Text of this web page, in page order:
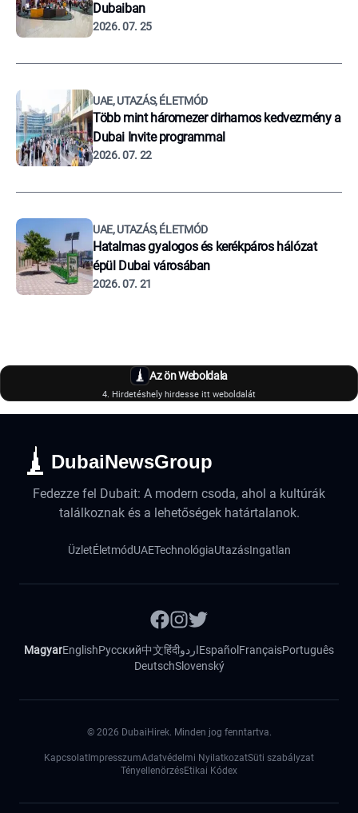
Dubaiban
2026. 07. 25
UAE, UTAZÁS, ÉLETMÓD
Több mint háromezer dirhamos kedvezmény a
Dubai Invite programmal
2026. 07. 22
UAE, UTAZÁS, ÉLETMÓD
Hatalmas gyalogos és kerékpáros hálózat
épül Dubai városában
2026. 07. 21
Az ön Weboldala
4. Hirdetéshely hirdesse itt weboldalát
DubaiNewsGroup
Fedezze fel Dubait: A modern csoda, ahol a kultúrák
találkoznak és a lehetőségek határtalanok.
ÜzletÉletmódUAETechnológiaUtazásIngatlan
MagyarEnglishРусский中文हिंदीاردوEspañol FrançaisPortuguês
DeutschSlovenský
© 2026 DubaiHirek. Minden jog fenntartva.
Kapcsolat ImpresszumAdatvédelmi NyilatkozatSüti szabályzat
TényellenörzésEtikai Kódex